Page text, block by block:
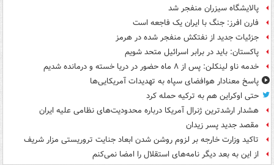
پالایشگاه سیزران منفجر شد
فارن افرز: جنگ با ایران یک فاجعه است
جزئیات جدید از نفتکش منفجر شده در هرمز
پاکستان: باید در برابر اسرائیل متحد شویم
خدمه ناو لینکلن: پس از ۸ ماه حضور در دریا خسته و درمانده‌ شدیم
پاسخ معنادار هوافضای سپاه به تهدیدات آمریکایی‌ها
حتی اوکراین هم به ترکیه حمله کرد
هشدار ارشدترین ژنرال آمریکا درباره محدودیت‌های نظامی علیه ایران
مقصد جدید پسر زیدان
تاکید وزارت خارجه بر لزوم روشن شدن ابعاد جنایت تروریستی مزار شریف
از این به بعد دیگر نامه‌های استقلال را امضا نمی‌کنم